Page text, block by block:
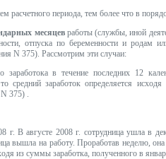
расчетного периода, тем более что в
месяцевработы (службы, иной
отпуска по беременности и родам
N 375). Рассмотрим эти случаи:
заработока в течение последних 12
средний заработок определяется
375) .
г. В августе 2008 г. сотрудница ушла в
вышла на работу. Проработав неделю,
из суммы заработка, полученного в